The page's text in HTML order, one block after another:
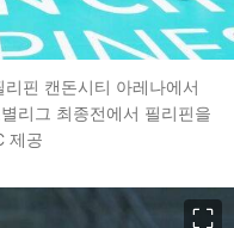
핀 캔돈시티 아레나에서
리그 최종전에서 필리핀을
제공